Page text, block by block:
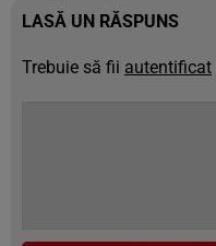
LASĂ UN RĂSPUNS
Trebuie să fii autentificat